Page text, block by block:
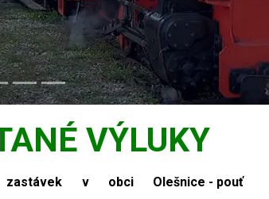
VÝLUKY
5zastávek v obci
Olešnice - pouť